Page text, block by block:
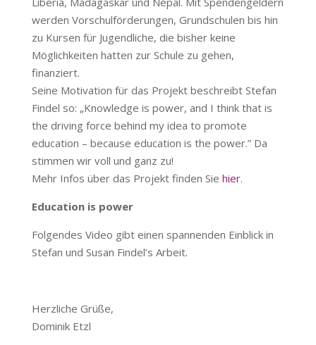
werden Vorschulförderungen, Grundschulen bis hin
zu Kursen für Jugendliche, die bisher keine
Möglichkeiten hatten zur Schule zu gehen,
finanziert.
Seine Motivation für das Projekt beschreibt Stefan
Findel so: „Knowledge is power, and I think that is
the driving force behind my idea to promote
education – because education is the power.” Da
stimmen wir voll und ganz zu!
Mehr Infos über das Projekt finden Sie hier.
Education is power
Folgendes Video gibt einen spannenden Einblick in
Stefan und Susan Findel’s Arbeit.
Herzliche Grüße,
Dominik Etzl